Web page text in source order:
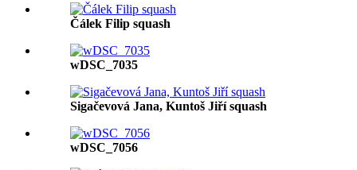
Čálek Filip squash
wDSC_7035
Sigačevová Jana, Kuntoš Jiří squash
wDSC_7056